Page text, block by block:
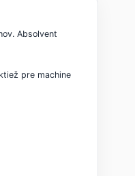
Absolvent
pre machine